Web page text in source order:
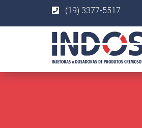
(19) 3377-5517